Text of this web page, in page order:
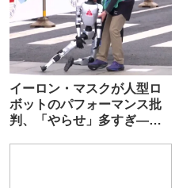
イーロン・マスクが人型ロ
ボットのパフォーマンス批
判、「やらせ」多すぎ―中